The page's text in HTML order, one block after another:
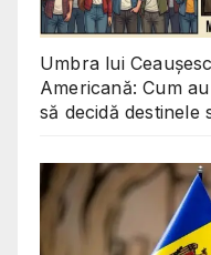
Umbra lui
Americană: Cum
să decidă